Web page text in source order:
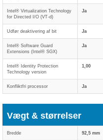
Intel® Virtualization Technology
for Directed I/O (VT-d)
Ja
Udfør deaktivering af bit Ja
Intel® Software Guard
Extensions (Intel® SGX)
Ja
Intel® Identity Protection
Technology version
1,00
Konfliktfri processor Ja
Vægt & størrelser
Bredde 92,5 mm